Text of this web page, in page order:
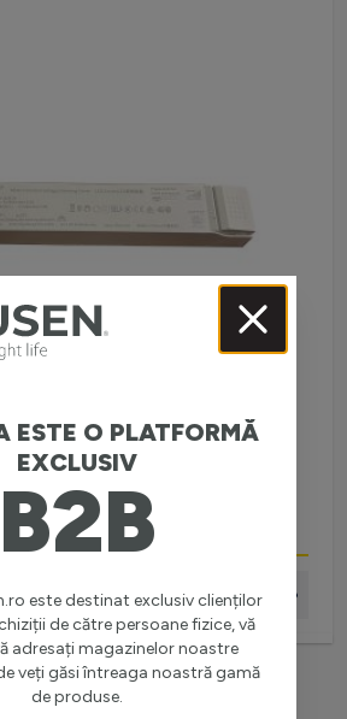
ESTE O PLATFORMĂ
EXCLUSIV
B2B
este destinat exclusiv clienților
de către persoane fizice, vă
adresați magazinelor noastre
veți găsi întreaga noastră gamă
de produse.
75W, KL182032, ALB
preț